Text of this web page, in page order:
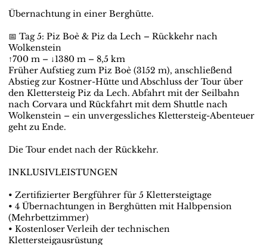
Übernachtung in einer Berghütte.
📅 Tag 5: Piz Boè & Piz da Lech – Rückkehr nach
Wolkenstein
↑700 m – ↓1380 m – 8,5 km
Früher Aufstieg zum Piz Boè (3152 m), anschließend
Abstieg zur Kostner-Hütte und Abschluss der Tour über
den Klettersteig Piz da Lech. Abfahrt mit der Seilbahn
nach Corvara und Rückfahrt mit dem Shuttle nach
Wolkenstein – ein unvergessliches Klettersteig-Abenteuer
geht zu Ende.
Die Tour endet nach der Rückkehr.
INKLUSIVLEISTUNGEN
• Zertifizierter Bergführer für 5 Klettersteigtage
• 4 Übernachtungen in Berghütten mit Halbpension
(Mehrbettzimmer)
• Kostenloser Verleih der technischen
Klettersteigausrüstung